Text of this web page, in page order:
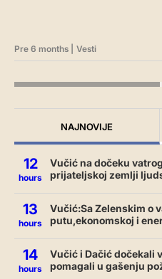
Pre 6 months Vesti
NAJNOVIJE
12
hours
Vučić na dočeku
prijateljskoj zemlji
13
hours
Vučić:Sa Zelenskim o
putu,ekonomskoj i
14
hours
Vučić i Dačić dočekali
pomagali u gašenju